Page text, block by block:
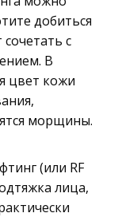
добиться
с
В
цвет кожи
морщины.
(или RF
лица,